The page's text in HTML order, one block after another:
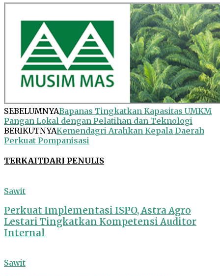
SEBELUMNYABapanas Tingkatkan Kapasitas UMKM
Pangan Lokal dengan Pelatihan dan Teknologi
BERIKUTNYAKemendagri Arahkan Kepala Daerah
Perkuat Pompanisasi
TERKAITDARI PENULIS
Sawit
Perkuat Implementasi ISPO, Astra Agro
Lestari Tingkatkan Kompetensi Auditor
Internal
Sawit